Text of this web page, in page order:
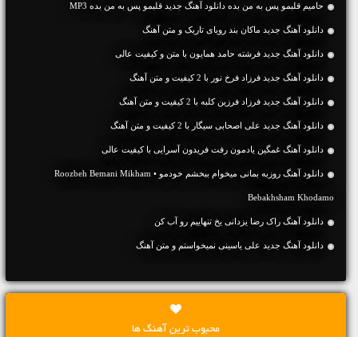
حامیم قلبمو پس به من بده دانلود آهنگ جدید قلبمو پس به من بده MP3
دانلود آهنگ جديد ماکان بند رویای تاریک و متن آهنگ
دانلود آهنگ جديد فرشته حامد همایون با متن و کیفیت عالی
دانلود آهنگ جديد فرزاد فرخ نور با 2 کیفیت و متن آهنگ
دانلود آهنگ جديد فرزاد فرزین کلبه با 2 کیفیت و متن آهنگ
دانلود آهنگ جديد علی اصحابی سیگار با 2 کیفیت و متن آهنگ
دانلود آهنگ غمگین یادمون رفت فریدون آسرایی با کیفیت عالی
دانلود آهنگ روزبه بمانی میخوام ببخشم خودمو • Roozbeh Bemani Mikham
Bebakhsham Khodamo
دانلود آهنگ راک رضا یزدانی یخ تنهاییم رو آب کن
دانلود آهنگ جديد علی یاسینی نمیخواستم و متن آهنگ
محبوب ترین آهنگ ها